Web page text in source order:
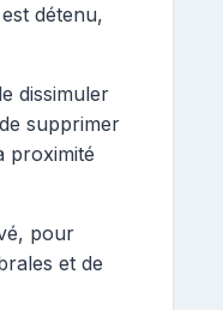
détenu,
dissimuler
supprimer
proximité
pour
et de